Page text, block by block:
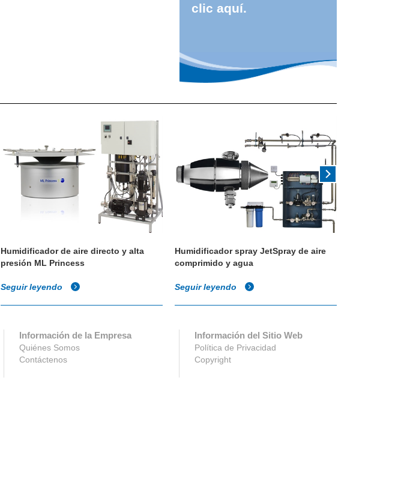
clic aquí.
Humidificador de aire directo y alta
presión ML Princess
Seguir leyendo
Humidificador spray JetSpray de aire
comprimido y agua
Seguir leyendo
Información de la Empresa
Quiénes Somos
Contáctenos
Información del Sitio Web
Política de Privacidad
Copyright